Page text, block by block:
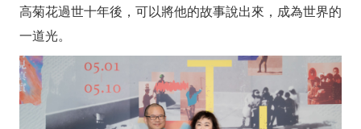
高菊花過世十年後，可以將他的故事說出來，成為世界的
一道光。